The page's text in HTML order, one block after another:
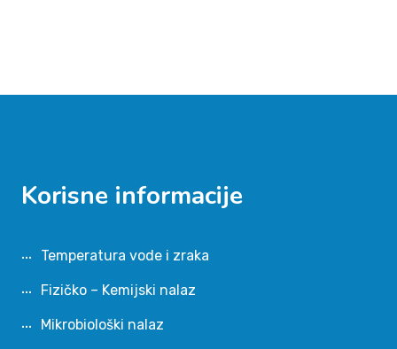
Korisne informacije
Temperatura vode i zraka
Fizičko – Kemijski nalaz
Mikrobiološki nalaz